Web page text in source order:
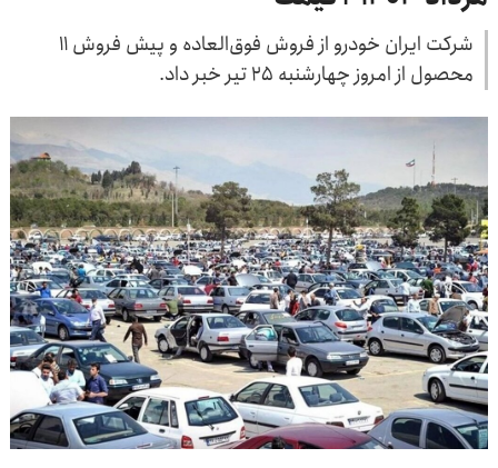
شرکت ایران خودرو از فروش فوق‌العاده و پیش فروش ۱۱
محصول از امروز چهارشنبه ۲۵ تیر خبر داد.